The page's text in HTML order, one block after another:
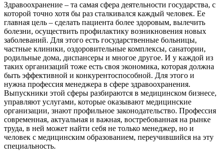
Здравоохранение – та самая сфера деятельности государства, с
которой точно хотя бы раз сталкивался каждый человек. Ее
главная цель – сделать пациента более здоровым, вылечить
болезни, осуществить профилактику возникновения новых
заболеваний. Для этого есть государственные больницы,
частные клиники, оздоровительные комплексы, санатории,
родильные дома, диспансеры и многое другое. И у каждой из
таких организаций тоже есть своя экономика, которая должна
быть эффективной и конкурентоспособной. Для этого и
нужна профессия менеджера в сфере здравоохранения.
Выпускники этой сферы разбираются в медицинском бизнесе,
управляют услугами, которые оказывают медицинские
организации, знают профильное законодательство. Профессия
современная, актуальная и важная, востребованная на рынке
труда, в ней может найти себя не только менеджер, но и
человек с медицинским образованием, переучившийся на эту
специальность.